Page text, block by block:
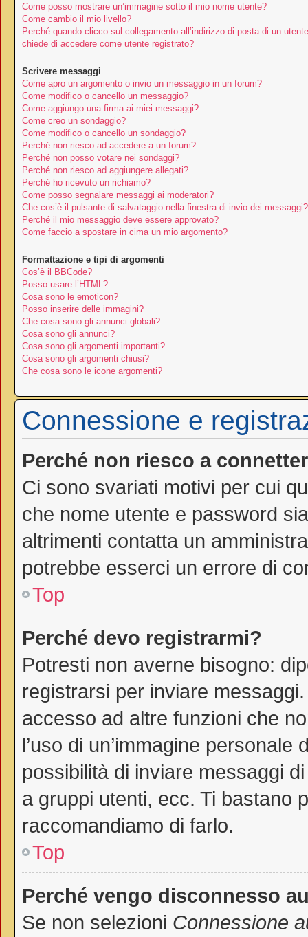
Come posso mostrare un’immagine sotto il mio nome utente?
Come cambio il mio livello?
Perché quando clicco sul collegamento all’indirizzo di posta di un
chiede di accedere come utente registrato?
Scrivere messaggi
Come apro un argomento o invio un messaggio in un forum?
Come modifico o cancello un messaggio?
Come aggiungo una firma ai miei messaggi?
Come creo un sondaggio?
Come modifico o cancello un sondaggio?
Perché non riesco ad accedere a un forum?
Perché non posso votare nei sondaggi?
Perché non riesco ad aggiungere allegati?
Perché ho ricevuto un richiamo?
Come posso segnalare messaggi ai moderatori?
Che cos’è il pulsante di salvataggio nella finestra di invio dei messaggi?
Perché il mio messaggio deve essere approvato?
Come faccio a spostare in cima un mio argomento?
Formattazione e tipi di argomenti
Cos’è il BBCode?
Posso usare l’HTML?
Cosa sono le emoticon?
Posso inserire delle immagini?
Che cosa sono gli annunci globali?
Cosa sono gli annunci?
Cosa sono gli argomenti importanti?
Cosa sono gli argomenti chiusi?
Che cosa sono le icone argomenti?
Connessione e
Perché non riesco a
Ci sono svariati motivi per cui
che nome utente e password
altrimenti contatta un
potrebbe esserci un errore di
Top
Perché devo registrarmi?
Potresti non averne bisogno:
registrarsi per inviare
accesso ad altre funzioni che
l’uso di un’immagine
possibilità di inviare messaggi
a gruppi utenti, ecc. Ti bastano
raccomandiamo di farlo.
Top
Perché vengo disconnesso
Se non selezioni Connessione